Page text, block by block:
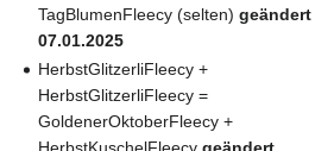
TagBlumenFleecy (selten)geändert
07.01.2025
HerbstGlitzerliFleecy +
HerbstGlitzerliFleecy =
GoldenerOktoberFleecy +